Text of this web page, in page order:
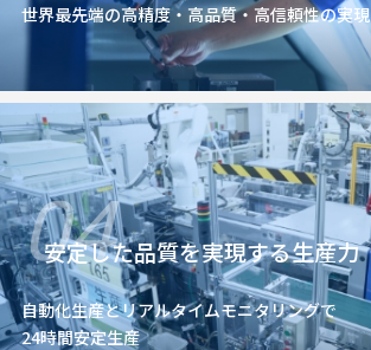
世界最先端の高精度・高品質・高信頼性の実現
04
安定した品質を実現する生産力
自動化生産とリアルタイムモニタリングで
24時間安定生産